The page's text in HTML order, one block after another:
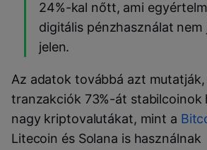
24%-kal nőtt, ami
digitális pénzhasználat nem
jelen.
Az adatok továbbá azt
tranzakciók 73%-át stabilcoinok
nagy kriptovalutákat, mint a
Litecoin és Solana is használnak